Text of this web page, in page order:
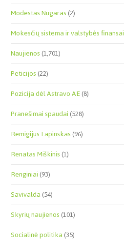
Modestas Nugaras(2)
Mokesčių sistema ir valstybės finansai
Naujienos(1,701)
Peticijos(22)
Pozicija dėl Astravo AE(8)
Pranešimai spaudai(528)
Remigijus Lapinskas(96)
Renatas Miškinis(1)
Renginiai(93)
Savivalda(54)
Skyrių naujienos(101)
Socialinė politika(35)